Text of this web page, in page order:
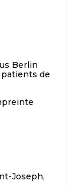
Berlin
de
Joseph,